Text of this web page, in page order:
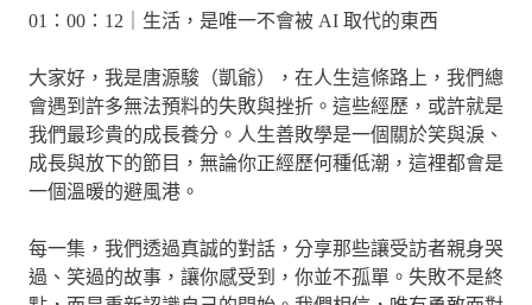
01：00：12｜生活，是唯一不會被 AI 取代的東西
大家好，我是唐源駿（凱爺），在人生這條路上，我們總
會遇到許多無法預料的失敗與挫折。這些經歷，或許就是
我們最珍貴的成長養分。人生善敗學是一個關於笑與淚、
成長與放下的節目，無論你正經歷何種低潮，這裡都會是
一個溫暖的避風港。
每一集，我們透過真誠的對話，分享那些讓受訪者親身哭
過、笑過的故事，讓你感受到，你並不孤單。失敗不是終